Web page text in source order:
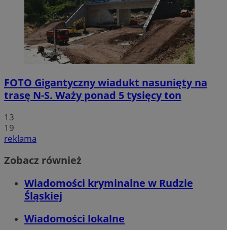
FOTO Gigantyczny wiadukt nasunięty na
trasę N-S. Waży ponad 5 tysięcy ton
13
19
reklama
Zobacz również
Wiadomości kryminalne w Rudzie
Śląskiej
Wiadomości lokalne